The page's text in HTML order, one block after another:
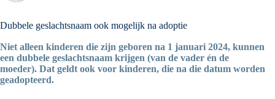
Dubbele geslachtsnaam ook mogelijk na adoptie
Niet alleen kinderen die zijn geboren na 1 januari 2024, kunnen
een dubbele geslachtsnaam krijgen (van de vader én de
moeder). Dat geldt ook voor kinderen, die na die datum worden
geadopteerd.